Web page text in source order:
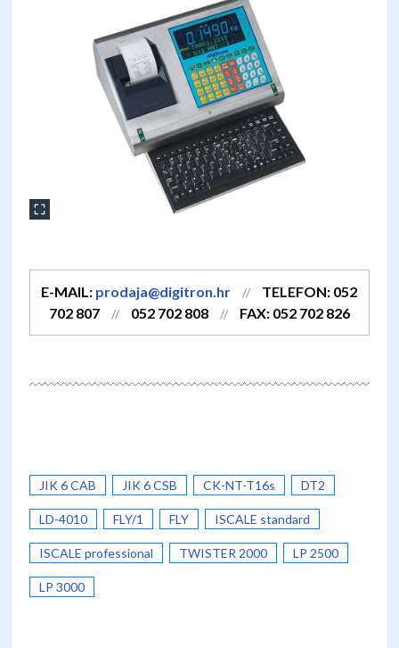
E-MAIL: prodaja@digitron.hr //
TELEFON: 052
702 807
// 052 702 808 // FAX: 052 702 826
JIK 6 CAB JIK 6 CSB CK-NT-T16s DT2
LD-4010 FLY/1 FLY ISCALE standard
ISCALE professional TWISTER 2000 LP 2500
LP 3000